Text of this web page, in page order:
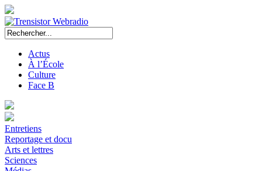
Actus
À l’École
Culture
Face B
Entretiens
Reportage et docu
Arts et lettres
Sciences